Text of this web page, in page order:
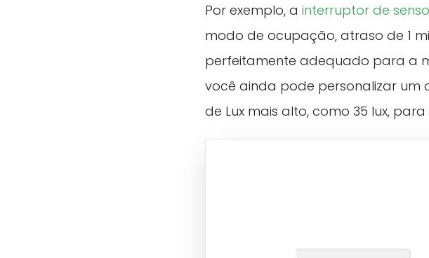
Por exemplo, a interruptor de
modo de ocupação, atraso de 1
perfeitamente adequado para a
você ainda pode personalizar um
de Lux mais alto, como 35 lux,